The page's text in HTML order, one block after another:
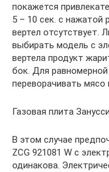
покажется
5 – 10 сек. с нажатой
вертел отсутствует.
выбирать модель с
вертела продукт
бок. Для
переворачивать мясо
Газовая плита
В этом случае
ZCG 921081 W с
одинакова.